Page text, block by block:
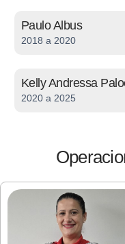
Paulo Albus
2018 a 2020
Kelly Andressa
2020 a 2025